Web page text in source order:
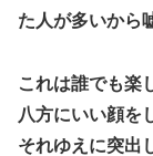
た人が多いから
これは誰でも楽
八方にいい顔を
それゆえに突出